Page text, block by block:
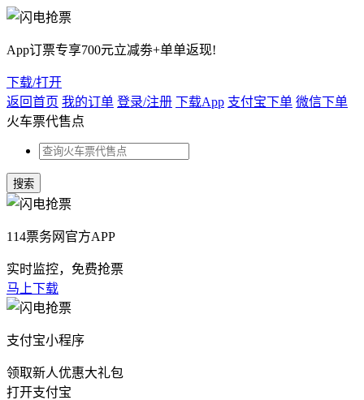
App订票专享700元立减劵+单单返现!
下载/打开
返回首页 我的订单 登录/注册 下载App 支付宝下单 微信下单
火车票代售点
114票务网官方APP
实时监控，免费抢票
马上下载
支付宝小程序
领取新人优惠大礼包
打开支付宝